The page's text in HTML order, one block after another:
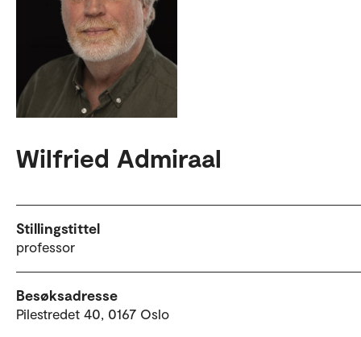
Wilfried Admiraal
Stillingstittel
professor
Besøksadresse
Pilestredet 40, 0167 Oslo